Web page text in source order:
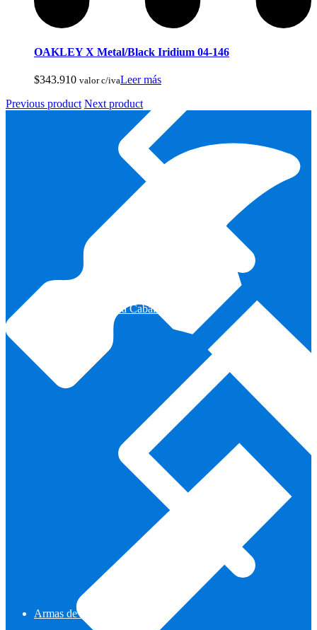
Pesca Con Mosca
Monturas para Caballo
Armas de Aire Comprimido
OAKLEY X Metal/Black Iridium 04-146
$343.910 valor c/ivaLeer más
Previous product Next product